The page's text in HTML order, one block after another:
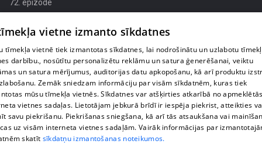
72. epizode
vietne izmanto sīkdatnes
tīmekļa vietnē tiek izmantotas sīkdatnes, lai nodrošinātu un uzlabotu
darbību., nosūtītu personalizētu reklāmu un satura ģenerēšanai, veiktu
un satura mērījumus, auditorijas datu apkopošanu, kā arī produktu
Zemāk sniedzam informāciju par visām sīkdatnēm, kuras tiek
mūsu tīmekļa vietnēs. Sīkdatnes var atšķirties atkarībā no
vietnes sadaļas. Lietotājam jebkurā brīdī ir iespēja piekrist, atteikties
savu piekrišanu. Piekrišanas sniegšana, kā arī tās atsaukšana vai
uz visām interneta vietnes sadaļām. Vairāk informācijas par
skatīt sīkdatņu izmantošanas noteikumos.